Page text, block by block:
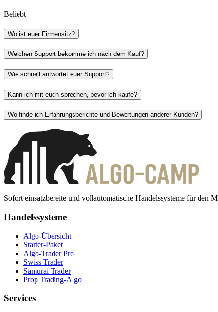
Beliebt
Wo ist euer Firmensitz?
Welchen Support bekomme ich nach dem Kauf?
Wie schnell antwortet euer Support?
Kann ich mit euch sprechen, bevor ich kaufe?
Wo finde ich Erfahrungsberichte und Bewertungen anderer Kunden?
Sofort einsatzbereite und vollautomatische Handelssysteme für den
Handelssysteme
Algo-Übersicht
Starter-Paket
Algo-Trader Pro
Swiss Trader
Samurai Trader
Prop Trading-Algo
Services